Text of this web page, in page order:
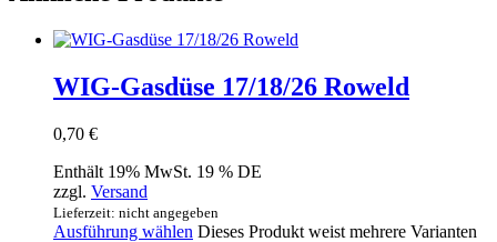
WIG-Gasdüse 17/18/26 Roweld
0,70 €
Enthält 19% MwSt. 19 % DE
zzgl. Versand
Lieferzeit: nicht angegeben
Ausführung wählen Dieses Produkt weist mehrere Varianten